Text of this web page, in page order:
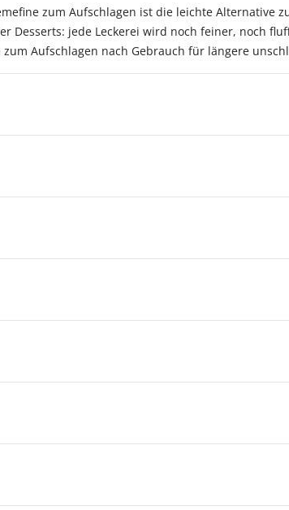
zum Aufschlagen ist die leichte Alternative
Desserts: jede Leckerei wird noch feiner, noch
Aufschlagen nach Gebrauch für längere